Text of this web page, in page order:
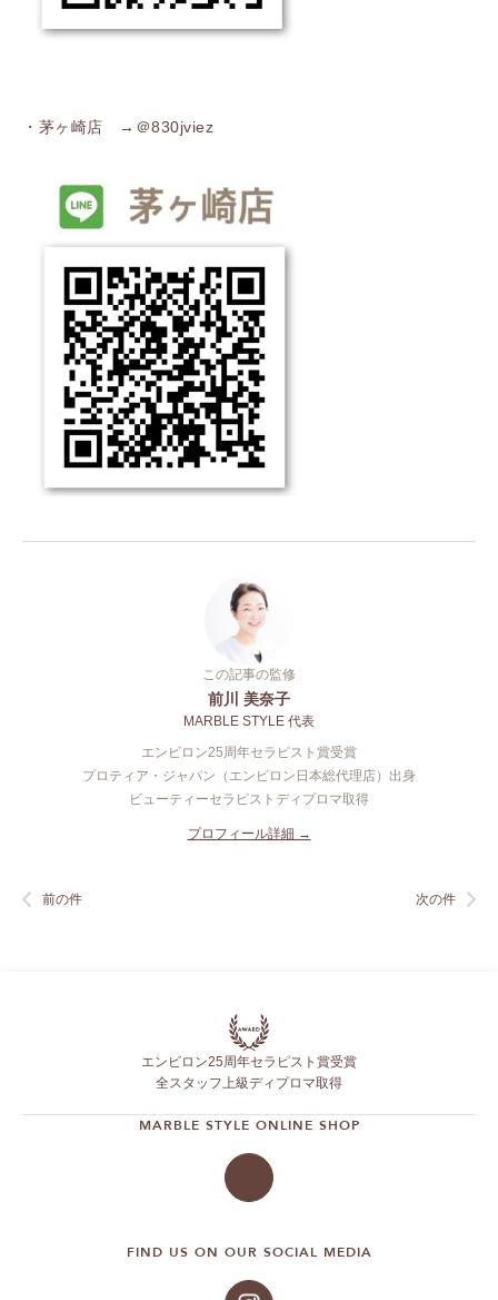
・茅ヶ崎店 →＠830jviez
この記事の監修
前川 美奈子
MARBLE STYLE 代表
エンビロン25周年セラピスト賞受賞
プロティア・ジャパン（エンビロン日本総代理店）出身
ビューティーセラピストディプロマ取得
プロフィール詳細 →
前の件 次の件
エンビロン25周年セラピスト賞受賞
全スタッフ上級ディプロマ取得
MARBLE STYLE ONLINE SHOP
FIND US ON OUR SOCIAL MEDIA